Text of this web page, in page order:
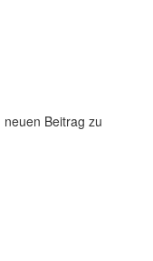
Beitrag zu